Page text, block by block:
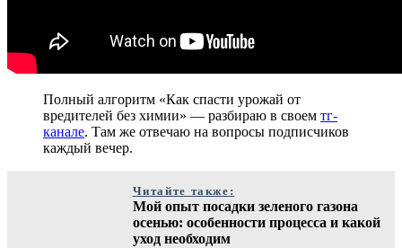
Полный алгоритм «Как спасти урожай от
вредителей без химии» — разбираю в своем тг-
канале. Там же отвечаю на вопросы подписчиков
каждый вечер.
Читайте также:
Мой опыт посадки зеленого газона
осенью: особенности процесса и какой
уход необходим